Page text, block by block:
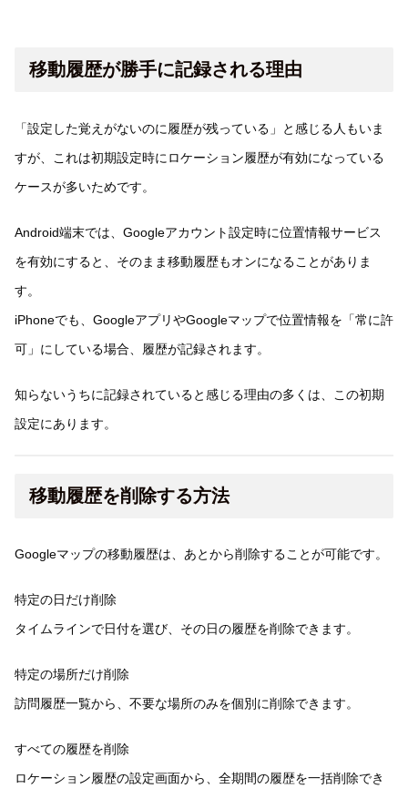
移動履歴が勝手に記録される理由
「設定した覚えがないのに履歴が残っている」と感じる人もいま
すが、これは初期設定時にロケーション履歴が有効になっている
ケースが多いためです。
Android端末では、Googleアカウント設定時に位置情報サービス
を有効にすると、そのまま移動履歴もオンになることがありま
す。
iPhoneでも、GoogleアプリやGoogleマップで位置情報を「常に許
可」にしている場合、履歴が記録されます。
知らないうちに記録されていると感じる理由の多くは、この初期
設定にあります。
移動履歴を削除する方法
Googleマップの移動履歴は、あとから削除することが可能です。
特定の日だけ削除
タイムラインで日付を選び、その日の履歴を削除できます。
特定の場所だけ削除
訪問履歴一覧から、不要な場所のみを個別に削除できます。
すべての履歴を削除
ロケーション履歴の設定画面から、全期間の履歴を一括削除でき